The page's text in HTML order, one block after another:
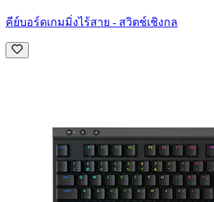
คีย์บอร์ดเกมมิ่งไร้สาย - สวิตช์เชิงกล